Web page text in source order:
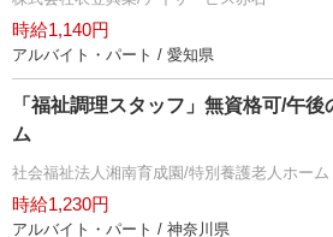
時給1,140円
アルバイト・パート / 愛知県
「福祉調理スタッフ」無資格可/午
ム
社会福祉法人湘南育成園/特別養護老人ホー
時給1,230円
アルバイト・パート / 神奈川県